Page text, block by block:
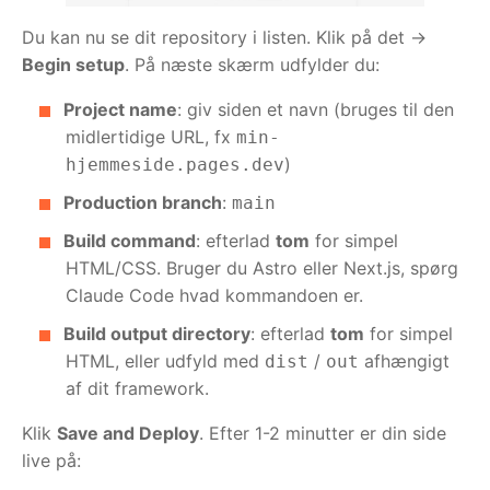
Du kan nu se dit repository i listen. Klik på det →
Begin setup. På næste skærm udfylder du:
Project name: giv siden et navn (bruges til den
midlertidige URL, fx min-
hjemmeside.pages.dev)
Production branch: main
Build command: efterlad tom for simpel
HTML/CSS. Bruger du Astro eller Next.js, spørg
Claude Code hvad kommandoen er.
Build output directory: efterlad tom for simpel
HTML, eller udfyld med dist / out afhængigt
af dit framework.
Klik Save and Deploy. Efter 1-2 minutter er din side
live på: